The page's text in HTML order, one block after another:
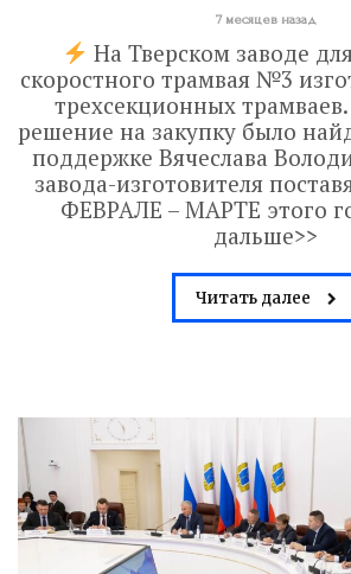
7 месяцев назад
На Тверском заводе
скоростного трамвая №3
трехсекционных
решение на закупку было
поддержке Вячеслава
завода-изготовителя
ФЕВРАЛЕ – МАРТЕ этого
дальше>>
Читать далее